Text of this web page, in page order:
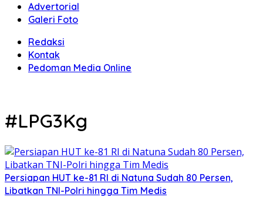
Advertorial
Galeri Foto
Redaksi
Kontak
Pedoman Media Online
#LPG3Kg
Persiapan HUT ke-81 RI di Natuna Sudah 80 Persen,
Libatkan TNI-Polri hingga Tim Medis